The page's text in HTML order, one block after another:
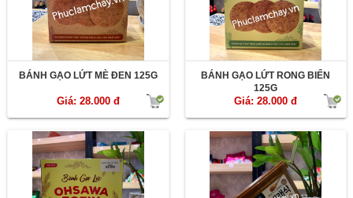
BÁNH GẠO LỨT MÈ ĐEN 125G
Giá: 28.000 đ
BÁNH GẠO LỨT RONG BIỂN
125G
Giá: 28.000 đ